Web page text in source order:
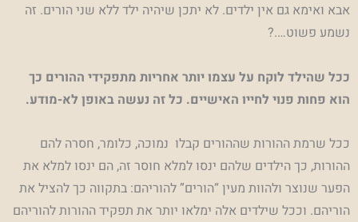
אבא ואימא גם אין ילדים. לא יתכן שיהיה ילד ללא שני הורים. זה
נשמע פשוט….?
ככל שהילד לוקח על עצמו יותר אחריות מתפקידי ההורים כך
הוא פחות פנוי לחייו האישיים. כל זה נעשה באופן לא-מודע.
ככל שרמת ההורות שההורים קבלו נמוכה, כלומר, חסרה להם
ההורות, כך הילדים שלהם ינסו למלא חוסר זה, הם ינסו למלא את
הפער שנוצר ולהוות מעין “הורים” להוריהם: בתקווה כך להציל את
הוריהם. וככל שילדים אלה ימלאו יותר את תפקיד ההורות להוריהם